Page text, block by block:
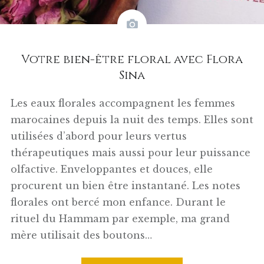
Votre bien-être floral avec Flora
Sina
Les eaux florales accompagnent les femmes
marocaines depuis la nuit des temps. Elles sont
utilisées d’abord pour leurs vertus
thérapeutiques mais aussi pour leur puissance
olfactive. Enveloppantes et douces, elle
procurent un bien être instantané. Les notes
florales ont bercé mon enfance. Durant le
rituel du Hammam par exemple, ma grand
mère utilisait des boutons…